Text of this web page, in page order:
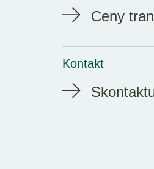
Ceny
Kontakt